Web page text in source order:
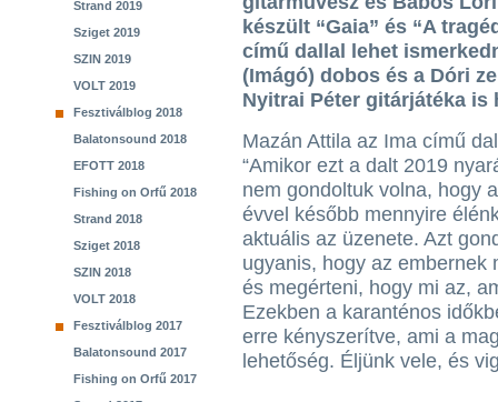
Strand 2019
Sziget 2019
SZIN 2019
VOLT 2019
Fesztiválblog 2018
Balatonsound 2018
EFOTT 2018
Fishing on Orfű 2018
Strand 2018
Sziget 2018
SZIN 2018
VOLT 2018
Fesztiválblog 2017
Balatonsound 2017
Fishing on Orfű 2017
készült “Gaia” és “A
című dallal lehet
(Imágó) dobos és a Dóri
Nyitrai Péter gitárjátéka is
Mazán Attila az Ima című
“Amikor ezt a dalt 2019
nem gondoltuk volna, hogy
évvel később mennyire
aktuális az üzenete. Azt
ugyanis, hogy az embernek
és megérteni, hogy mi az,
Ezekben a karanténos
erre kényszerítve, ami a
lehetőség. Éljünk vele, és